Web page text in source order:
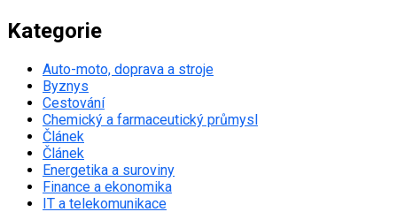
Kategorie
Auto-moto, doprava a stroje
Byznys
Cestování
Chemický a farmaceutický průmysl
Článek
Článek
Energetika a suroviny
Finance a ekonomika
IT a telekomunikace